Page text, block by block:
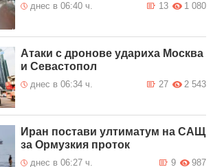
днес в 06:40 ч. 1 080
13
Атаки с дронове удариха Москва
и Севастопол
днес в 06:34 ч. 2 543
27
Иран постави ултиматум на САЩ
за Ормузкия проток
днес в 06:27 ч. 987
9